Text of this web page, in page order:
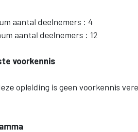
aantal deelnemers : 4
aantal deelnemers : 12
voorkennis
opleiding is geen voorkennis